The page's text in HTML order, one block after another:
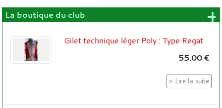
La boutique du club
Gilet technique léger Poly : Type Regat
55.00 €
Lire la suite